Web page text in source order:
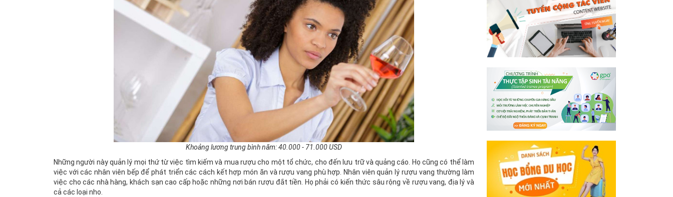
Khoảng lương trung bình năm: 40.000 - 71.000 USD
Những người này quản lý mọi thứ từ việc tìm kiếm và mua rượu cho một tổ chức, cho đến lưu trữ và quảng cáo. Họ cũng có thể làm
việc với các nhân viên bếp để phát triển các cách kết hợp món ăn và rượu vang phù hợp. Nhân viên quản lý rượu vang thường làm
việc cho các nhà hàng, khách sạn cao cấp hoặc những nơi bán rượu đắt tiền. Họ phải có kiến thức sâu rộng về rượu vang, địa lý và
cả các loại nho.